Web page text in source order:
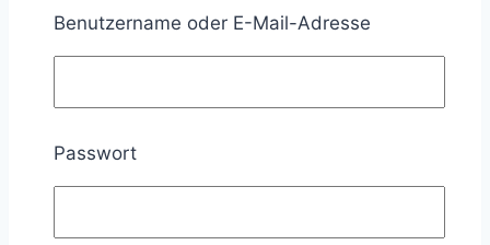
Häufung von Vorfahrtunfällen wegen zu
großer Verkehrsstärke
Benutzername oder E-Mail-Adresse
Passwort